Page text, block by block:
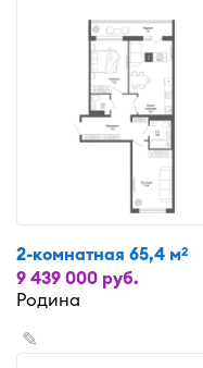
2-комнатная 65,4 м2
9 439 000 руб.
Родина
✎